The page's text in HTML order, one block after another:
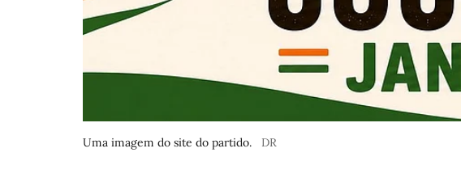
Uma imagem do site do partido. DR